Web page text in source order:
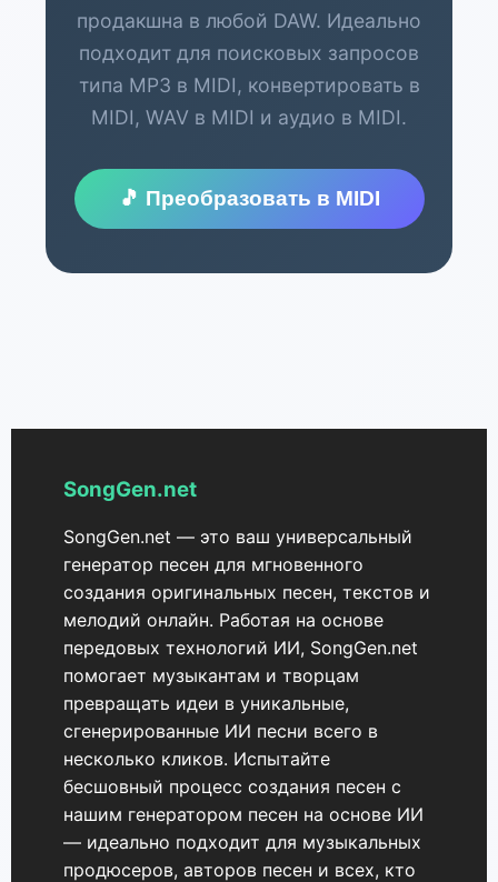
продакшна в любой DAW. Идеально
подходит для поисковых запросов
типа MP3 в MIDI, конвертировать в
MIDI, WAV в MIDI и аудио в MIDI.
🎵 Преобразовать в MIDI
SongGen.net
SongGen.net — это ваш универсальный
генератор песен для мгновенного
создания оригинальных песен, текстов и
мелодий онлайн. Работая на основе
передовых технологий ИИ, SongGen.net
помогает музыкантам и творцам
превращать идеи в уникальные,
сгенерированные ИИ песни всего в
несколько кликов. Испытайте
бесшовный процесс создания песен с
нашим генератором песен на основе ИИ
— идеально подходит для музыкальных
продюсеров, авторов песен и всех, кто